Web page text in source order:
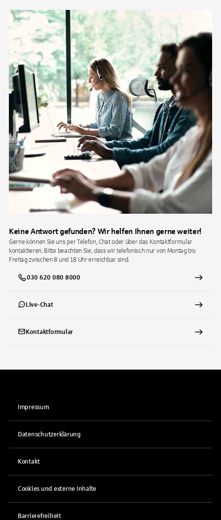
Keine Antwort gefunden? Wir helfen Ihnen gerne weiter!
Gerne können Sie uns per Telefon, Chat oder über das Kontaktformular
kontaktieren. Bitte beachten Sie, dass wir telefonisch nur von Montag bis
Freitag zwischen 8 und 18 Uhr erreichbar sind.
030 620 080 8000
Live-Chat
Kontaktformular
Impressum
Datenschutzerklärung
Kontakt
Cookies und externe Inhalte
Barrierefreiheit